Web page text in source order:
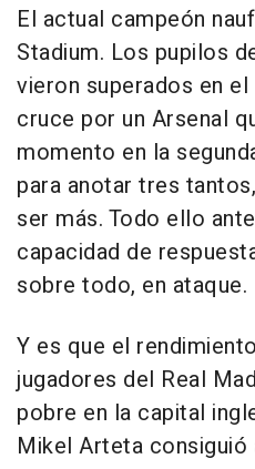
El actual campeón
Stadium. Los pupilos
vieron superados en
cruce por un Arsenal
momento en la
para anotar tres
ser más. Todo ello
capacidad de
sobre todo, en ataque.
Y es que el
jugadores del Real
pobre en la capital
Mikel Arteta